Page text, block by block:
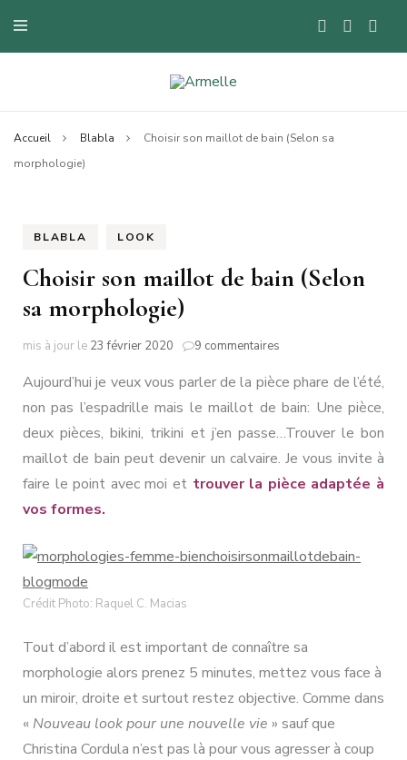
Armelle
Blog mode à Nantes, lifestyle, beauté et bons plans.
Accueil Blabla
Choisir son maillot de bain (Selon sa
morphologie)
BLABLA LOOK
Choisir son maillot de bain (Selon
sa morphologie)
mis à jour le 23 février 2020 9 commentaires
son
maillot
de
bain
(Selon
morphologie)
Aujourd’hui je veux vous parler de la pièce phare de l’été,
non pas l’espadrille mais le maillot de bain: Une pièce,
deux pièces, bikini, trikini et j’en passe…Trouver le bon
maillot de bain peut devenir un calvaire. Je vous invite à
faire le point avec moi et trouver la pièce adaptée à
vos formes.
Crédit Photo: Raquel C. Macias
Tout d’abord il est important de connaître sa
morphologie alors prenez 5 minutes, mettez vous face à
un miroir, droite et surtout restez objective. Comme dans
« Nouveau look pour une nouvelle vie » sauf que
Christina Cordula n’est pas là pour vous agresser à coup